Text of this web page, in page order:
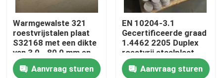
fabriekstour
Kwaliteitscontrole
Warmgewalste 321
roestvrijstalen plaat
S32168 met een dikte
van 3,0 - 80,0 mm en
corrosiebestendigheid
Aanvraag sturen
EN 10204-3.1
Gecertificeerde graad
1.4462 2205 Duplex
roestvrij staalplaat
met warmgewalste
techniekAanvraag sturen